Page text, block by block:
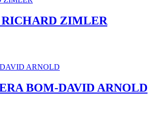
RICHARD ZIMLER
BOM-DAVID ARNOLD